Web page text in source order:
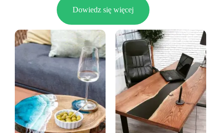
Dowiedz się więcej